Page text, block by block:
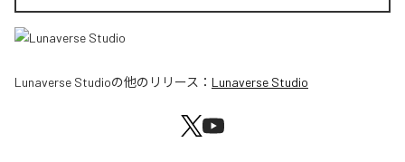
Lunaverse Studioの他のリリース： Lunaverse Studio